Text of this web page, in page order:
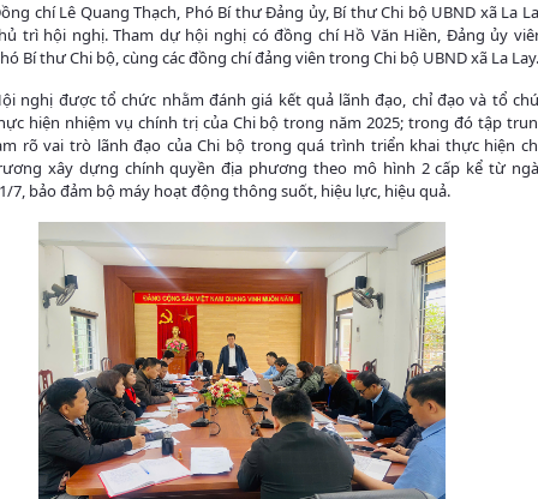
chí Lê Quang Thạch, Phó Bí thư Đảng ủy, Bí thư Chi bộ UBND xã La
trì hội nghị. Tham dự hội nghị có đồng chí Hồ Văn Hiền, Đảng ủy
Bí thư Chi bộ, cùng các đồng chí đảng viên trong Chi bộ UBND xã La Lay.
nghị được tổ chức nhằm đánh giá kết quả lãnh đạo, chỉ đạo và tổ
hiện nhiệm vụ chính trị của Chi bộ trong năm 2025; trong đó tập
rõ vai trò lãnh đạo của Chi bộ trong quá trình triển khai thực hiện
xây dựng chính quyền địa phương theo mô hình 2 cấp kể từ
7, bảo đảm bộ máy hoạt động thông suốt, hiệu lực, hiệu quả.